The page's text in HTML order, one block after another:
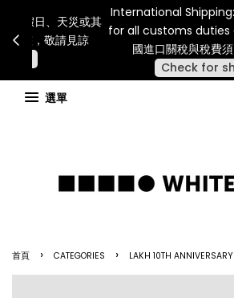
連假期間宅配服務將暫停配送。 如遇假
他不可抗力因素，出貨安排可能調整
查看國內宅配最新公告
選單
首頁 › CATEGORIES › LAKH 10TH